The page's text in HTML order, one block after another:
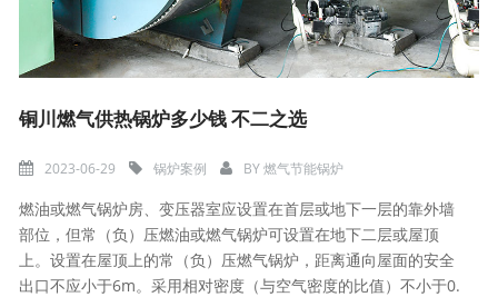
铜川燃气供热锅炉多少钱 不二之选
2023-06-29 锅炉案例 BY燃气节能锅炉
燃油或燃气锅炉房、变压器室应设置在首层或地下一层的靠外墙
部位，但常（负）压燃油或燃气锅炉可设置在地下二层或屋顶
上。设置在屋顶上的常（负）压燃气锅炉，距离通向屋面的安全
出口不应小于6m。采用相对密度（与空气密度的比值）不小于0.